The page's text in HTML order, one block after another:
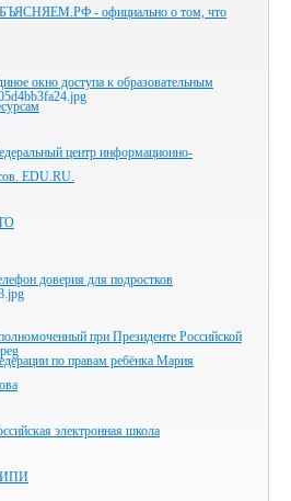
- официально о том, что
окно доступа к образовательным
центр информационно-
EDU.RU.
доверия для подростков
при Президенте Российской
по правам ребёнка Мария
электронная школа